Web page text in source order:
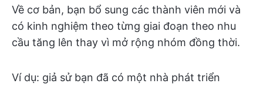
Về cơ bản, bạn bổ sung các thành viên mới và
có kinh nghiệm theo từng giai đoạn theo nhu
cầu tăng lên thay vì mở rộng nhóm đồng thời.
Ví dụ: giả sử bạn đã có một nhà phát triển